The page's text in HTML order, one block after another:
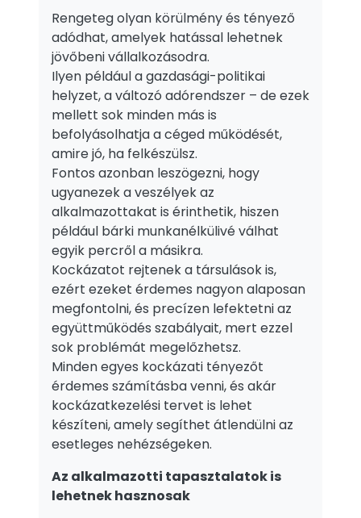
Rengeteg olyan körülmény és tényező
adódhat, amelyek hatással lehetnek
jövőbeni vállalkozásodra.
Ilyen például a gazdasági-politikai
helyzet, a változó adórendszer – de ezek
mellett sok minden más is
befolyásolhatja a céged működését,
amire jó, ha felkészülsz.
Fontos azonban leszögezni, hogy
ugyanezek a veszélyek az
alkalmazottakat is érinthetik, hiszen
például bárki munkanélkülivé válhat
egyik percről a másikra.
Kockázatot rejtenek a társulások is,
ezért ezeket érdemes nagyon alaposan
megfontolni, és precízen lefektetni az
együttműködés szabályait, mert ezzel
sok problémát megelőzhetsz.
Minden egyes kockázati tényezőt
érdemes számításba venni, és akár
kockázatkezelési tervet is lehet
készíteni, amely segíthet átlendülni az
esetleges nehézségeken.
Az alkalmazotti tapasztalatok is
lehetnek hasznosak